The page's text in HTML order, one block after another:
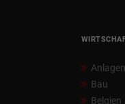
Bau
Belgien